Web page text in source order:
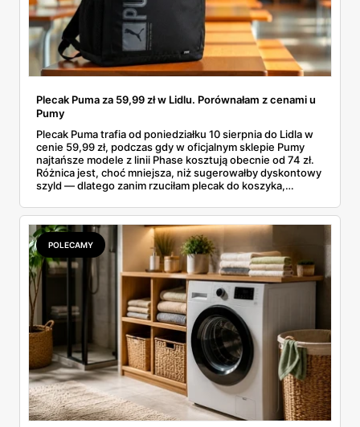
Plecak Puma za 59,99 zł w Lidlu. Porównałam z cenami u
Pumy
Plecak Puma trafia od poniedziałku 10 sierpnia do Lidla w
cenie 59,99 zł, podczas gdy w oficjalnym sklepie Pumy
najtańsze modele z linii Phase kosztują obecnie od 74 zł.
Różnica jest, choć mniejsza, niż sugerowałby dyskontowy
szyld — dlatego zanim rzuciłam plecak do koszyka,
rozpiska: co dokładnie sprzedaje Lidl, ile kosztują
odpowiedniki u producenta i komu ten zakup naprawdę
się opłaci.
POLECAMY